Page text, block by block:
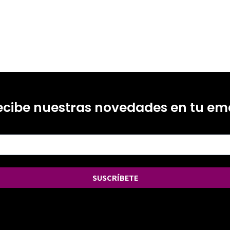
nuestras novedades en tu
SUSCRÍBETE